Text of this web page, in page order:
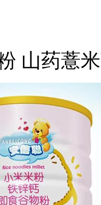
山药薏